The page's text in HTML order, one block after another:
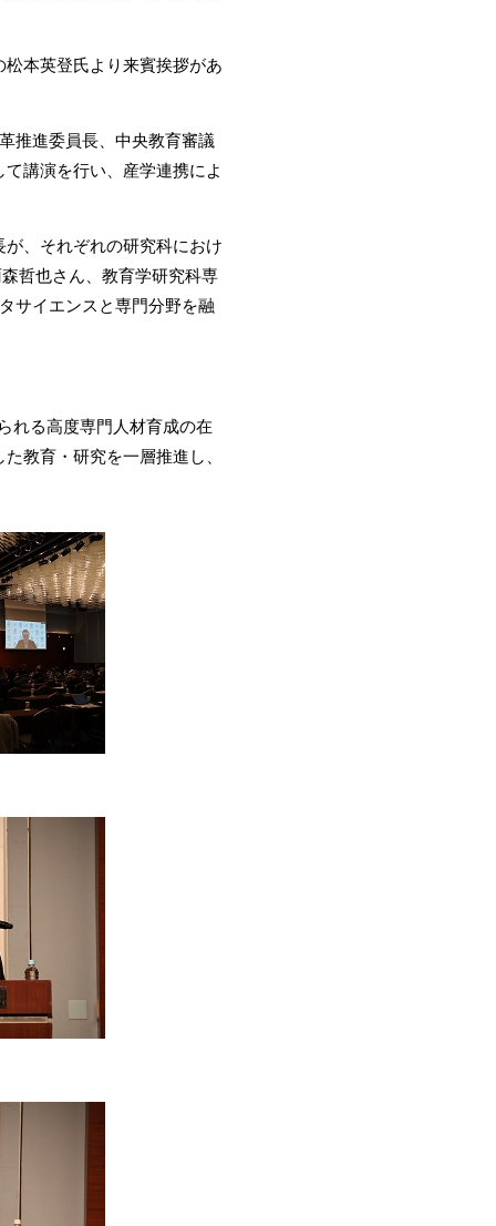
本英登氏より来賓挨拶があ
推進委員長、中央教育審議
講演を行い、産学連携によ
、それぞれの研究科におけ
哲也さん、教育学研究科専
サイエンスと専門分野を融
れる高度専門人材育成の在
教育・研究を一層推進し、